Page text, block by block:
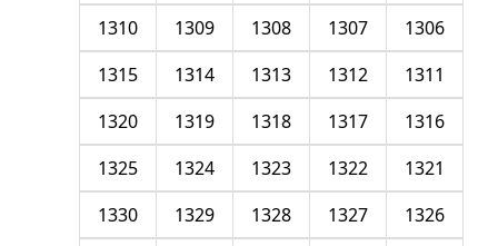
1306
1307
1308
1309
1310
1311
1312
1313
1314
1315
1316
1317
1318
1319
1320
1321
1322
1323
1324
1325
1326
1327
1328
1329
1330